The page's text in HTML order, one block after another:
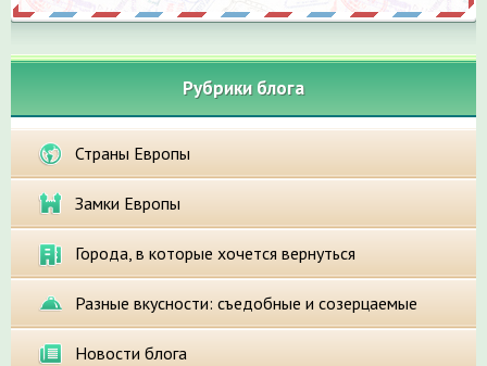
Рубрики блога
Страны Европы
Замки Европы
Города, в которые хочется вернуться
Разные вкусности: съедобные и созерцаемые
Новости блога